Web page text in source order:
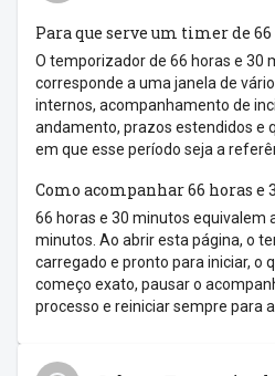
Para que serve um timer de
O temporizador de 66 horas e 30
corresponde a uma janela de
internos, acompanhamento de
andamento, prazos estendidos e
em que esse período seja a
Como acompanhar 66 horas e
66 horas e 30 minutos equivalem
minutos. Ao abrir esta página, o
carregado e pronto para iniciar, o
começo exato, pausar o
processo e reiniciar sempre para